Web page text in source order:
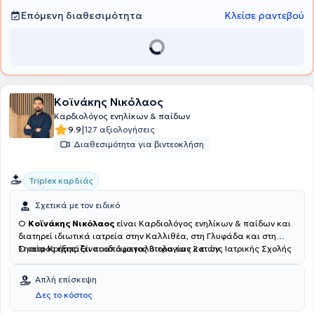
Ιατρικού Συλλόγου Αθηνών και της Ελληνικής Καρδιολογικής
Επόμενη διαθεσιμότητα
Κλείσε ραντεβού
Κοϊνάκης Νικόλαος
Καρδιολόγος ενηλίκων & παίδων
9.9|127 αξιολογήσεις
Διαθεσιμότητα για βιντεοκλήση
Triplex καρδιάς
Σχετικά με τον ειδικό
Ο Κοϊνάκης Νικόλαος είναι Καρδιολόγος ενηλίκων & παίδων και
διατηρεί ιδιωτικά ιατρεία στην Καλλιθέα, στη Γλυφάδα και στη
Σητεία Κρήτης. Είναι απόφοιτος Βιολογίας και της Ιατρικής Σχολής
Νοσοκομείο "Ασκληπιείο" Βούλας. Κατά τη διάρκεια της
ειδικότητας, εκπαιδεύτηκε στην παιδοκαρδιολογία στο Γενικό
Νοσοκομείο Παίδων "Η Αγία Σοφία". Μετεκπαιδεύτηκε στις νεότερες
τεχνικές υπερήχων (stress echo, διοισοφάγειο
Ο ιατρός εξετάζει παιδιά μεγαλύτερα των 2 ετών.
Απλή επίσκεψη
Δες το κόστος